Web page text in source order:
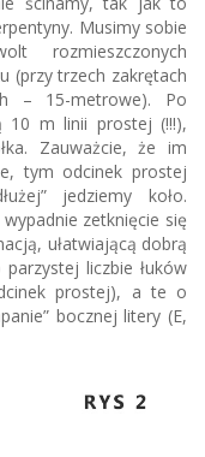
Musimy sobie
rozmieszczonych
(przy trzech zakrętach
– 15-metrowe). Po
10 m linii prostej (!!!),
Zauważcie, że im
tym odcinek prostej
jedziemy koło.
zetknięcie się
ułatwiającą dobrą
liczbie łuków
prostej), a te o
bocznej litery (E,